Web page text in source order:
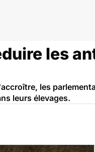
les
les
leurs élevages.